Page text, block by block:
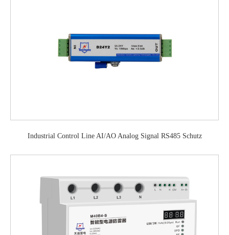
Industrial Control Line AI/AO Analog Signal RS485 Schutz